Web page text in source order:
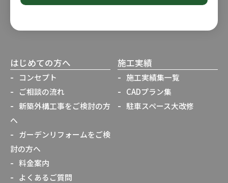
はじめての方へ
コンセプト
ご相談の流れ
新築外構工事をご検討の方
へ
ガーデンリフォームをご検
討の方へ
料金案内
よくあるご質問
施工実績
施工実績集一覧
CADプラン集
駐車スペース大改修